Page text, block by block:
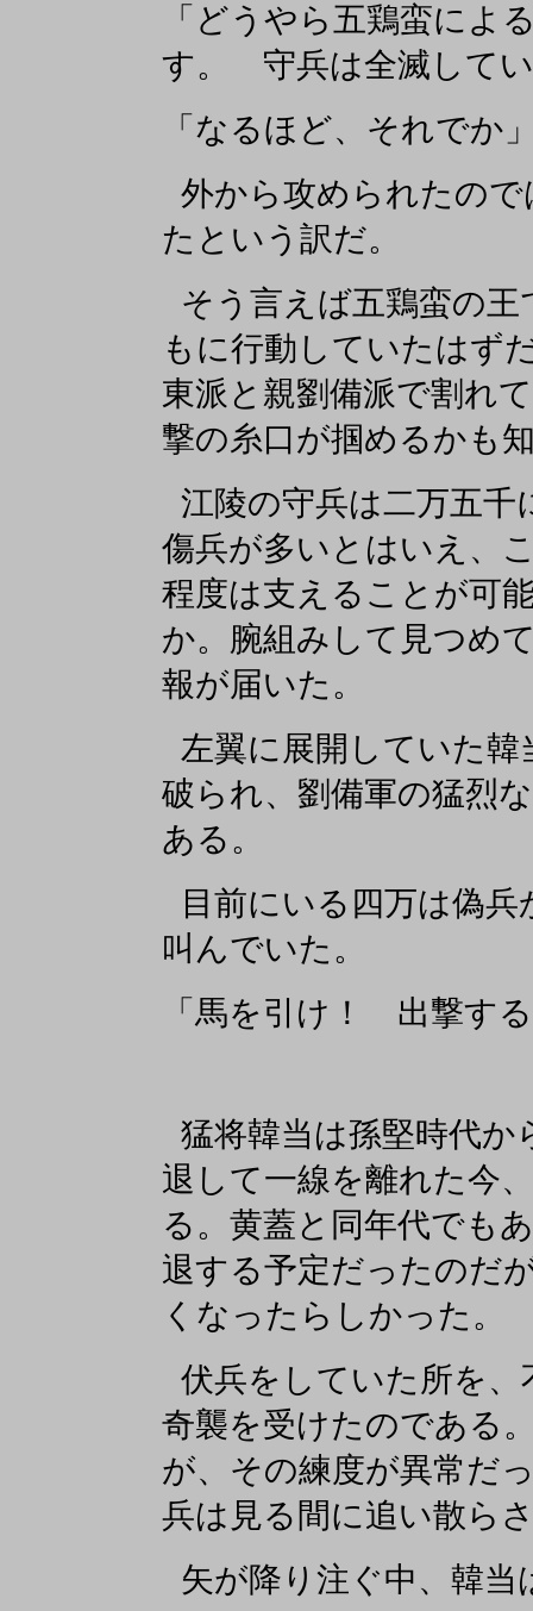
「どうやら五鶏蛮によ
す。 守兵は全滅して
「なるほど、それでか
外から攻められたの
たという訳だ。
そう言えば五鶏蛮の
もに行動していたはず
東派と親劉備派で割れ
撃の糸口が掴めるかも
江陵の守兵は二万五
傷兵が多いとはいえ、
程度は支えることが可
か。腕組みして見つめ
報が届いた。
左翼に展開していた
破られ、劉備軍の猛烈
ある。
目前にいる四万は偽
叫んでいた。
「馬を引け！ 出撃す
猛将韓当は孫堅時代か
退して一線を離れた今
る。黄蓋と同年代でも
退する予定だったのだ
くなったらしかった。
伏兵をしていた所を
奇襲を受けたのである
が、その練度が異常だ
兵は見る間に追い散ら
矢が降り注ぐ中、韓